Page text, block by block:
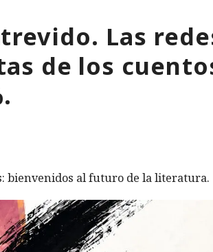
Las
de los
bienvenidos al futuro de la literatura.